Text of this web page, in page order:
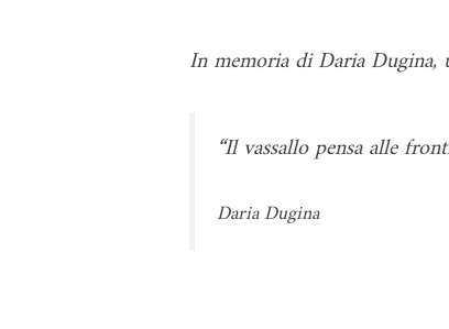
In memoria di Daria Dugina,
“Il vassallo pensa alle
Daria Dugina